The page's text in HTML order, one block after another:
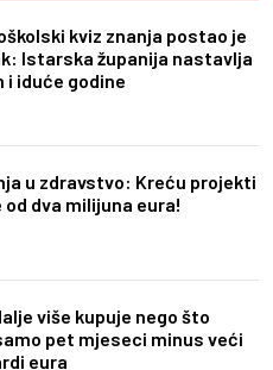
kviz znanja postao je
Istarska županija nastavlja
i iduće godine
u zdravstvo: Kreću projekti
dva milijuna eura!
više kupuje nego što
pet mjeseci minus veći
eura